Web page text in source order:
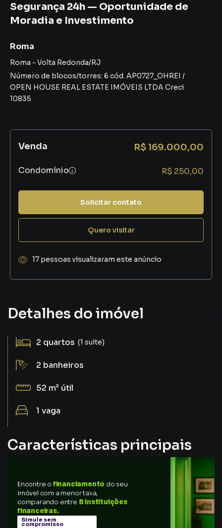
Detalhes do imóvel
2 quartos (1 suíte)
2 banheiros
52 m² útil
1 vaga
Características principais
Encontre o financiamento do seu
imóvel com a menor taxa,
comparando entre 8 instituições
financeiras.
Simule sem
compromisso
Segurança 24h — Oportunidade de
Moradia e Investimento
Roma
Roma - Volta Redonda/RJ
Número de blocos/torres: 6 cód. AP0727_OHREI /
OPEN HOUSE REAL ESTATE IMÓVEIS LTDA Creci
10835
Venda R$ 169.000,00
Condomínio R$ 250,00
Solicitar contato
Quero visitar
17 pessoas visualizaram este anúncio